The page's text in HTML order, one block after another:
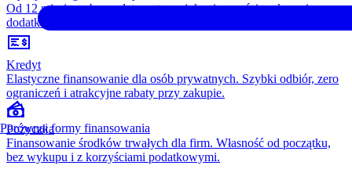
Od 12 miesięcy, bez opłaty wstępnej, konieczności wykupu i
dodatkowych kosztów. Wszystko w cenie raty.
Kredyt
Elastyczne finansowanie dla osób prywatnych. Szybki odbiór, zero
ograniczeń i atrakcyjne rabaty przy zakupie.
Pożyczka
Finansowanie środków trwałych dla firm. Własność od początku,
bez wykupu i z korzyściami podatkowymi.
Porównaj formy finansowania